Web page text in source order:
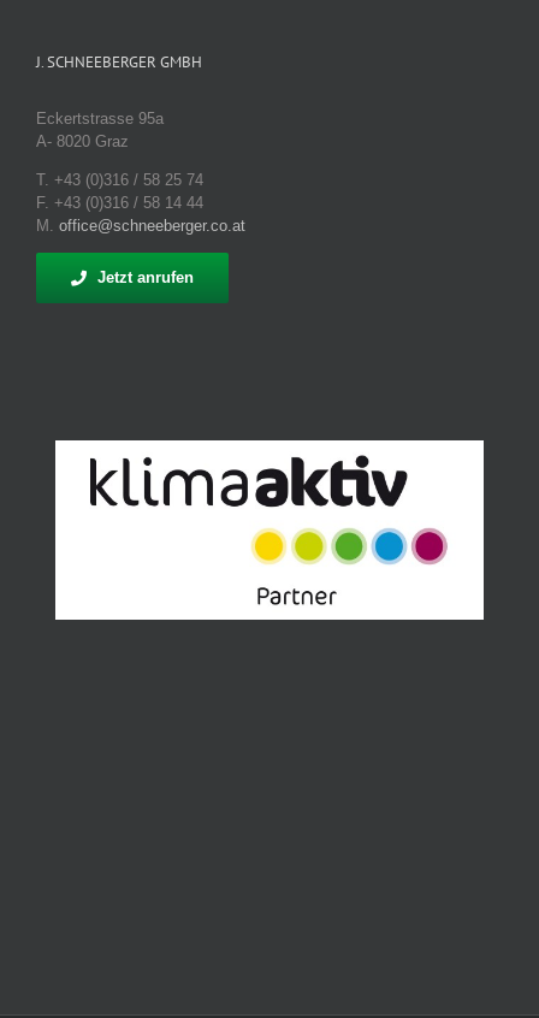
J. SCHNEEBERGER GMBH
Eckertstrasse 95a
A- 8020 Graz
T. +43 (0)316 / 58 25 74
F. +43 (0)316 / 58 14 44
M. office@schneeberger.co.at
Jetzt anrufen